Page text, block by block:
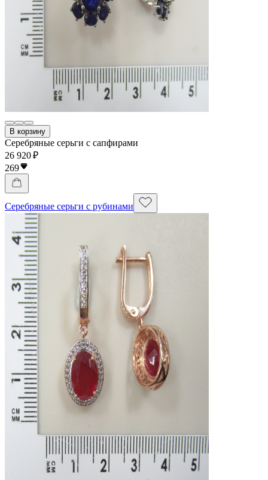
В корзину
Серебряные серьги с сапфирами
26 920 ₽
269
Серебряные серьги с рубинами